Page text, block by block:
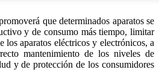
que determinados aparatos se
y de consumo más tiempo, limitar
los aparatos eléctricos y electrónicos, a
mantenimiento de los niveles de
y de protección de los consumidores